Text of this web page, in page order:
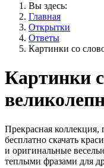
Вы здесь:
Главная
Открытки
Ответы
Картинки со
Картинки
Прекрасная коллекция,
бесплатно скачать
и оригинальные
теплыми фразами для